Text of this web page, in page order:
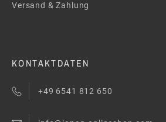
Versand & Zahlung
KONTAKTDATEN
+49 6541 812 650